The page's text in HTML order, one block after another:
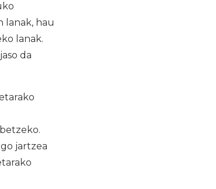
lanak, hau
lanak.
da
jartzea